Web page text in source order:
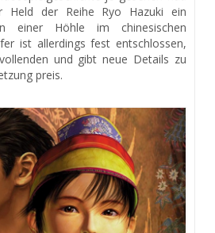
Held der Reihe Ryo Hazuki ein
einer Höhle im chinesischen
ist allerdings fest entschlossen,
und gibt neue Details zu
preis.